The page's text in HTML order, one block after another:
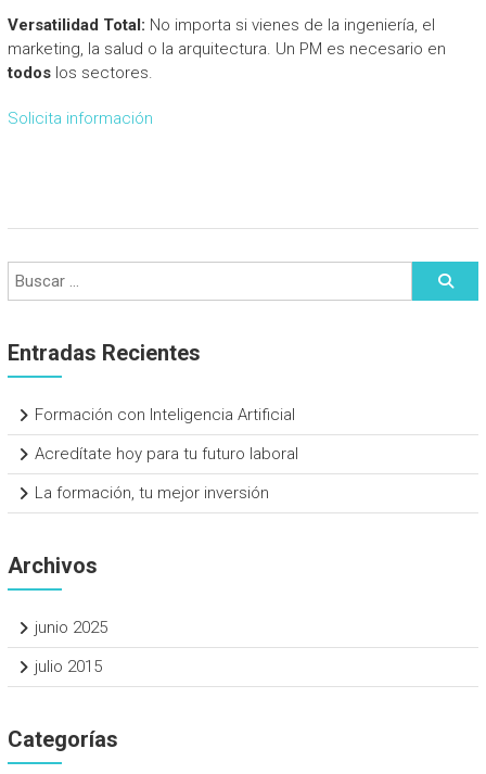
Versatilidad Total: No importa si vienes de la ingeniería, el
marketing, la salud o la arquitectura. Un PM es necesario en
todoslos sectores.
Solicita información
Entradas Recientes
Formación con Inteligencia Artificial
Acredítate hoy para tu futuro laboral
La formación, tu mejor inversión
Archivos
junio 2025
julio 2015
Categorías